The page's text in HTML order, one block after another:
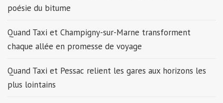
poésie du bitume
Quand Taxi et Champigny-sur-Marne transforment
chaque allée en promesse de voyage
Quand Taxi et Pessac relient les gares aux horizons les
plus lointains